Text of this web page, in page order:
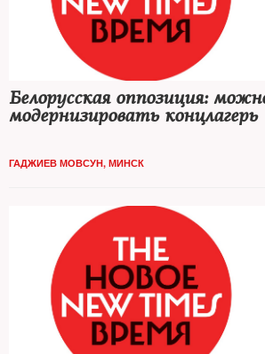
Белорусская оппозиция:
модернизировать концлагерь
ГАДЖИЕВ МОВСУН, МИНСК